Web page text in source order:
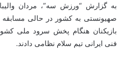
به گزارش “ورزش سه”، مردان
صهیونستی به کشور در حالی مسابقه
بازیکنان هنگام پخش سرود ملی
فنی ایرانی تیم سلام نظامی دادند.